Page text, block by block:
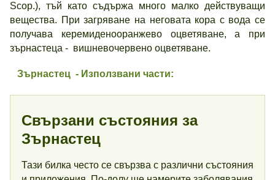
Scop.), тъй като съдържа много малко действуващи
вещества. При загряване на неговата кора с вода се
получава керемиденооранжево оцветяване, а при
зърнастеца - вишневочервено оцветяване.
Зърнастец - Използвани части:
Свързани състояния за
Зърнастец
Тази билка често се свързва с различни състояния